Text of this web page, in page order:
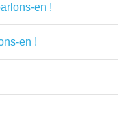
en !
en !